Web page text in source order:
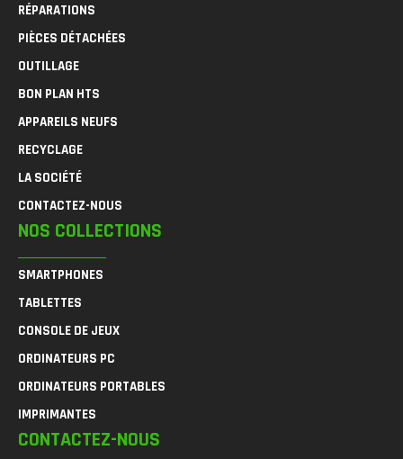
RÉPARATIONS
PIÈCES DÉTACHÉES
OUTILLAGE
BON PLAN HTS
APPAREILS NEUFS
RECYCLAGE
LA SOCIÉTÉ
CONTACTEZ-NOUS
NOS COLLECTIONS
SMARTPHONES
TABLETTES
CONSOLE DE JEUX
ORDINATEURS PC
ORDINATEURS PORTABLES
IMPRIMANTES
CONTACTEZ-NOUS